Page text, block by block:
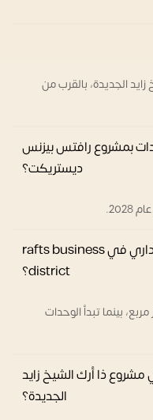
الجديدة، بالقرب من
بمشروع رافتس بيزنس
ديستريكت؟
ما هي أقل مساحة مكتب إداري في rafts business
district؟
المكاتب الإدارية من 40 متر مربع، بينما تبدأ الوحدات
ذا أرك الشيخ زايد
الجديدة؟